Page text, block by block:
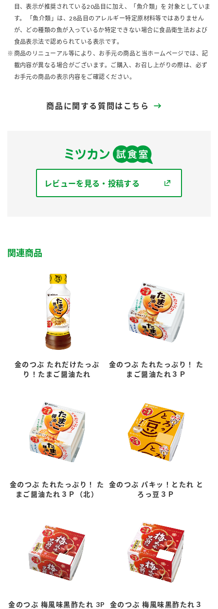
目、表示が推奨されている20品目に加え、「魚介類」を 対象としていま
す。 「魚介類」は、28品目のアレルギー特定原材料等ではありません
が、どの種類の魚が入っているか特定できない場合に食品衛生法および
食品表示法で認められている表示です。
商品のリニューアル等により、お手元の商品と当ホームページでは、記
載内容が異なる場合がございます。ご購入、お召し上がりの際は、必ず
お手元の商品の表示内容をご確認ください。
商品に関する質問はこちら
レビューを見る・投稿する
関連商品
金のつぶ たれだけたっぷ
り！たまご醤油たれ
金のつぶ たれたっぷり！ た
まご醤油たれ３Ｐ
金のつぶ たれたっぷり！ た
まご醤油たれ３Ｐ（北）
金のつぶ パキッ！とたれ と
ろっ豆３Ｐ
金のつぶ 梅風味黒酢たれ 3P
金のつぶ 梅風味黒酢たれ３